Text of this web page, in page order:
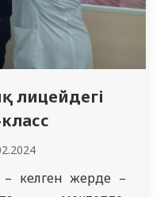
лицейдегі
келген жерде –